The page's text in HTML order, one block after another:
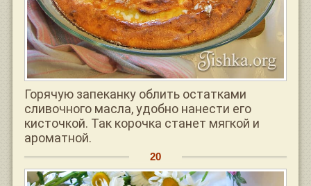
Горячую запеканку облить остатками
сливочного масла, удобно нанести его
кисточкой. Так корочка станет мягкой и
ароматной.